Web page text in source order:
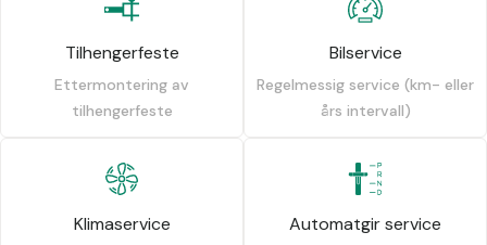
Tilhengerfeste
Ettermontering av
tilhengerfeste
Bilservice
Regelmessig service (km- eller
års intervall)
Klimaservice Automatgir service